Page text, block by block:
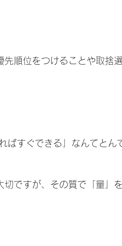
順位をつけることや取捨
ばすぐできる」なんてとん
ですが、その質で「量」